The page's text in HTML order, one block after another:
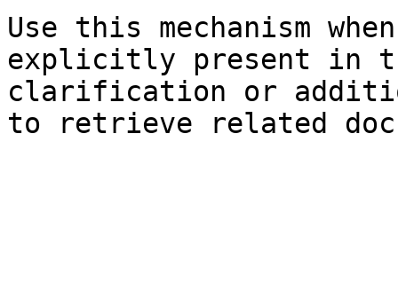
Use this mechanism
explicitly present in
clarification or